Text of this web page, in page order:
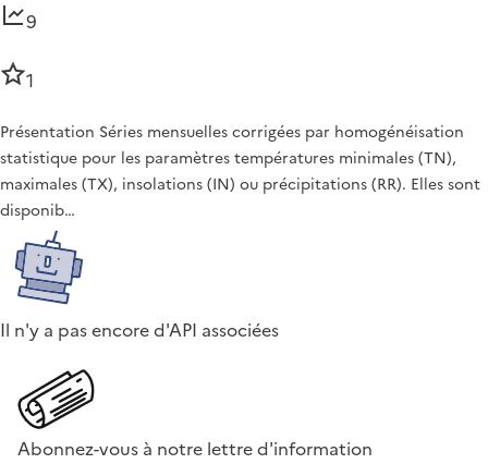
9
1
Présentation Séries mensuelles corrigées par homogénéisation
statistique pour les paramètres températures minimales (TN),
maximales (TX), insolations (IN) ou précipitations (RR). Elles sont
disponib…
Il n'y a pas encore d'API associées
Abonnez-vous à notre lettre d'information